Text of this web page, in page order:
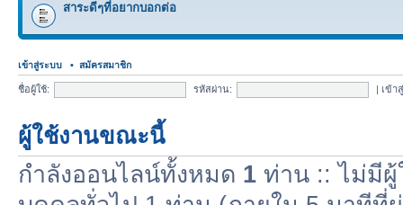
สาระดีๆที่อยากบอกต่อ
เข้าสู่ระบบ • สมัครสมาชิก
ชื่อผู้ใช้: รหัสผ่าน: | เข้า
ผู้ใช้งานขณะนี้
กำลังออนไลน์ทั้งหมด 1 ท่าน :: ไม่มีผู้